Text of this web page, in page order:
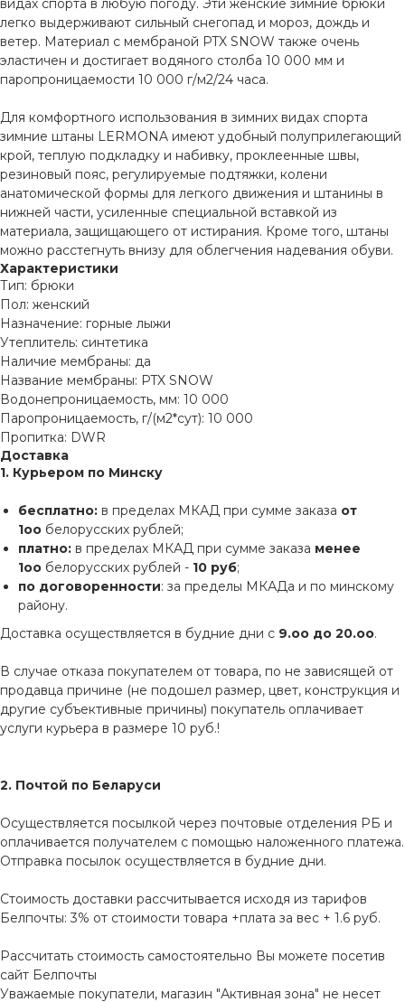
видах спорта в любую погоду. Эти женские зимние брюки
легко выдерживают сильный снегопад и мороз, дождь и
ветер. Материал с мембраной PTX SNOW также очень
эластичен и достигает водяного столба 10 000 мм и
паропроницаемости 10 000 г/м2/24 часа.
Для комфортного использования в зимних видах спорта
зимние штаны LERMONA имеют удобный полуприлегающий
крой, теплую подкладку и набивку, проклеенные швы,
резиновый пояс, регулируемые подтяжки, колени
анатомической формы для легкого движения и штанины в
нижней части, усиленные специальной вставкой из
материала, защищающего от истирания. Кроме того, штаны
можно расстегнуть внизу для облегчения надевания обуви.
Характеристики
Тип: брюки
Пол: женский
Назначение: горные лыжи
Утеплитель: синтетика
Наличие мембраны: да
Название мембраны: PTX SNOW
Водонепроницаемость, мм: 10 000
Паропроницаемость, г/(м2*сут): 10 000
Пропитка: DWR
Доставка
1. Курьером по Минску
бесплатно: в пределах МКАД при сумме заказа от
1оо белорусских рублей;
платно: в пределах МКАД при сумме заказа менее
1оо белорусских рублей - 10 руб;
по договоренности: за пределы МКАДа и по минскому
району.
Доставка осуществляется в будние дни с 9.оо до 20.оо.
В случае отказа покупателем от товара, по не зависящей от
продавца причине (не подошел размер, цвет, конструкция и
другие субъективные причины) покупатель оплачивает
услуги курьера в размере 10 руб.!
2. Почтой по Беларуси
Осуществляется посылкой через почтовые отделения РБ и
оплачивается получателем с помощью наложенного платежа.
Отправка посылок осуществляется в будние дни.
Стоимость доставки рассчитывается исходя из тарифов
Белпочты: 3% от стоимости товара +плата за вес + 1.6 руб.
Рассчитать стоимость самостоятельно Вы можете посетив
сайт Белпочты
Уважаемые покупатели, магазин "Активная зона" не несет